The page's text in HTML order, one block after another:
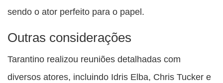
sendo o ator perfeito para o papel.
Outras considerações
Tarantino realizou reuniões detalhadas com
diversos atores, incluindo Idris Elba, Chris Tucker e